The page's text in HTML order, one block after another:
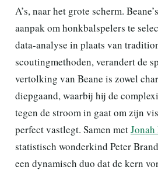
A’s, naar het grote scherm.
aanpak om honkbalspelers te
data-analyse in plaats van
scoutingmethoden, verandert de
vertolking van Beane is zowel
diepgaand, waarbij hij de
tegen de stroom in gaat om zijn
perfect vastlegt. Samen met
statistisch wonderkind Peter
een dynamisch duo dat de kern